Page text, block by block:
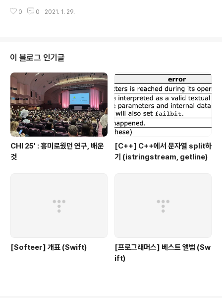
내적은 a[0]*b[0] + a[1]*b[1] + ... + a[n-1]*b[n-1] 입니다. (n은 a, b의
[n-1] 입니다. (n은 a, b의 ..
0 0 2021. 1. 29.
이 블로그 인기글
CHI 25' : 흥미로웠던 연구, 배운
것
[C++] C++에서 문자열 split하
기 (istringstream, getline)
[Softeer] 개표 (Swift)
[프로그래머스] 베스트 앨범 (Sw
ift)